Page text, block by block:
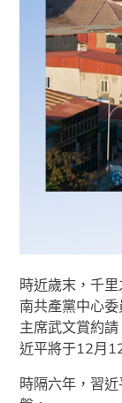
時近歲末，千
南共產黨中心
主席武文賞約
近平將于12月
時隔六年，習